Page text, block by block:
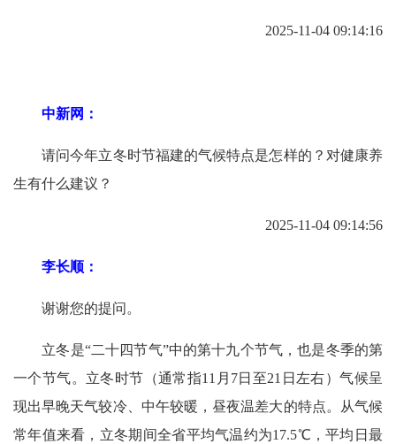
2025-11-04 09:14:16
中新网：
请问今年立冬时节福建的气候特点是怎样的？对健康养
生有什么建议？
2025-11-04 09:14:56
李长顺：
谢谢您的提问。
立冬是“二十四节气”中的第十九个节气，也是冬季的第
一个节气。立冬时节（通常指11月7日至21日左右）气候呈
现出早晚天气较冷、中午较暖，昼夜温差大的特点。从气候
常年值来看，立冬期间全省平均气温约为17.5℃，平均日最